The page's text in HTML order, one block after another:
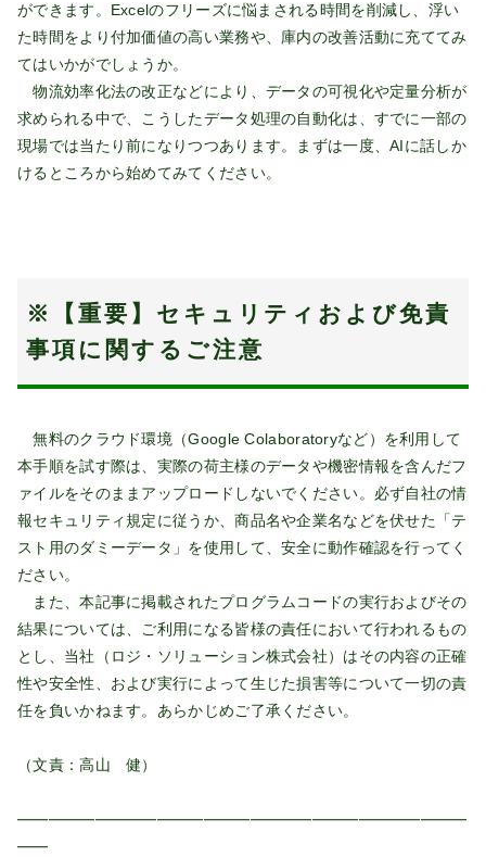
ができます。Excelのフリーズに悩まされる時間を削減し、浮い
た時間をより付加価値の高い業務や、庫内の改善活動に充ててみ
てはいかがでしょうか。
物流効率化法の改正などにより、データの可視化や定量分析が
求められる中で、こうしたデータ処理の自動化は、すでに一部の
現場では当たり前になりつつあります。まずは一度、AIに話しか
けるところから始めてみてください。
※【重要】セキュリティおよび免責
事項に関するご注意
無料のクラウド環境（Google Colaboratoryなど）を利用して
本手順を試す際は、実際の荷主様のデータや機密情報を含んだフ
ァイルをそのままアップロードしないでください。必ず自社の情
報セキュリティ規定に従うか、商品名や企業名などを伏せた「テ
スト用のダミーデータ」を使用して、安全に動作確認を行ってく
ださい。
また、本記事に掲載されたプログラムコードの実行およびその
結果については、ご利用になる皆様の責任において行われるもの
とし、当社（ロジ・ソリューション株式会社）はその内容の正確
性や安全性、および実行によって生じた損害等について一切の責
任を負いかねます。あらかじめご了承ください。
（文責：高山 健）
━━━━━━━━━━━━━━━━━━━━━━━━━━━━━
━━